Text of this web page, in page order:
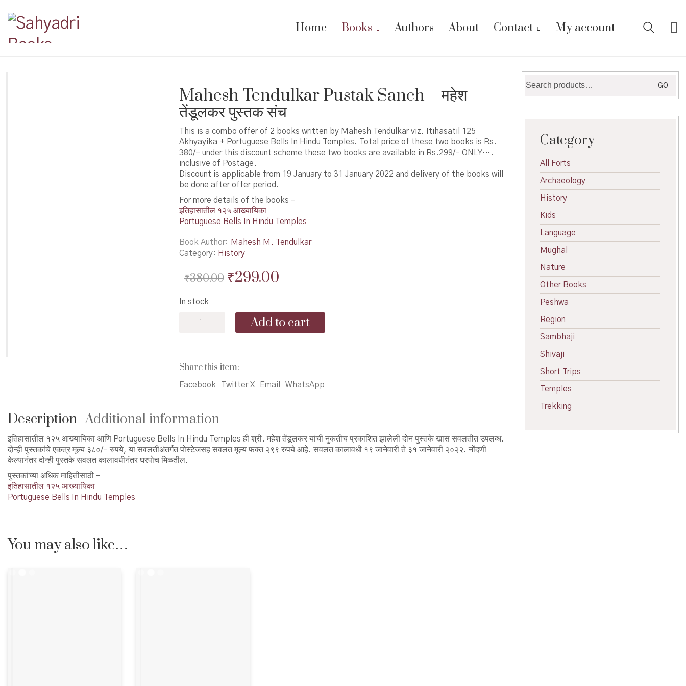
Home Books Authors About Contact My account
Mahesh Tendulkar Pustak Sanch – महेश
तेंडूलकर पुस्तक संच
This is a combo offer of 2 books written by Mahesh Tendulkar viz. Itihasatil 125
Akhyayika + Portuguese Bells In Hindu Temples. Total price of these two books is Rs.
380/- under this discount scheme these two books are available in Rs.299/- ONLY….
inclusive of Postage.
Discount is applicable from 19 January to 31 January 2022 and delivery of the books will
be done after offer period.
For more details of the books –
इतिहासातील १२५ आख्यायिका
Portuguese Bells In Hindu Temples
Book Author
Mahesh M. Tendulkar
Category: History
₹380.00 Original
was:
₹380.00.
₹299.00Current
is:
₹299.00.
In stock
Tendulkar
महेश
तेंडूलकर
quantity
Add to cart
Share this item:
Facebook Twitter X Email WhatsApp
Description Additional information
इतिहासातील १२५ आख्यायिका आणि Portuguese Bells In Hindu Temples ही श्री. महेश तेंडूलकर यांची नुकतीच प्रकाशित झालेली दोन पुस्तके खास सवलतीत उपलब्ध.
दोन्ही पुस्तकांचे एकत्र मूल्य ३८०/- रुपये, या सवलतीअंतर्गत पोस्टेजसह सवलत मूल्य फक्त २९९ रुपये आहे. सवलत कालावधी १९ जानेवारी ते ३१ जानेवारी २०२२. नोंदणी
केल्यानंतर दोन्ही पुस्तके सवलत कालावधीनंतर घरपोच मिळतील.
पुस्तकांच्या अधिक माहितीसाठी –
इतिहासातील १२५ आख्यायिका
Portuguese Bells In Hindu Temples
You may also like…
for:
GO
Category
All Forts
Archaeology
History
Kids
Language
Mughal
Nature
Other Books
Peshwa
Region
Sambhaji
Shivaji
Short Trips
Temples
Trekking